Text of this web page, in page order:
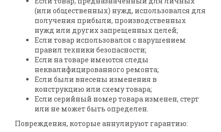
(или общественных) нужд, использовался для
получения прибыли, производственных
нужд или других запрещенных целей;
Если товар использовался с нарушением
правил техники безопасности;
Если на товаре имеются следы
неквалифицированного ремонта;
Если были внесены изменения в
конструкцию или схему товара;
Если серийный номер товара изменен, стерт
или не может быть определен.
Повреждения, которые аннулируют гарантию: